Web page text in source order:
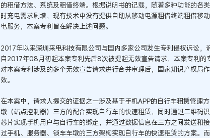
的租借方法、系统及租借终端。根据说明书的记载，随着多种功能的各
时充电需求剧增，现有技术中没有提供自助从移动电源租借终端租借移
电服务，本案专利旨在解决上述问题。
2017年以来深圳来电科技有限公司与国内多家公司发生专利侵权诉讼，
自2017年08月初起本案专利先后8次被提起无效宣告请求，本案专利
对本案专利涉及的多个无效宣告请求进行合并审理后，国家知识产权局
效。
在本案中，请求人提交的证据之一涉及基于手机APP的自行车租赁管理
墩（站点控制器）三方的配合实现自行车的快速租赁，同时通过二维码
芯片实现手机用户与自行车的绑定，并通过数据信息在三方之间发送和
过手机、服务器、锁车车墩的三方架构实现自行车的快速租赁的方案。